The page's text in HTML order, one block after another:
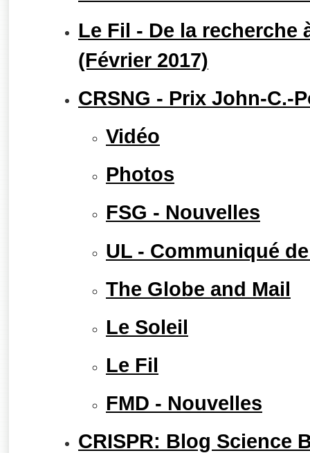
Le Fil - De la recherche
(Février 2017)
CRSNG - Prix John-C.-
Vidéo
Photos
FSG - Nouvelles
UL - Communiqué
The Globe and Mail
Le Soleil
Le Fil
FMD - Nouvelles
CRISPR: Blog Science